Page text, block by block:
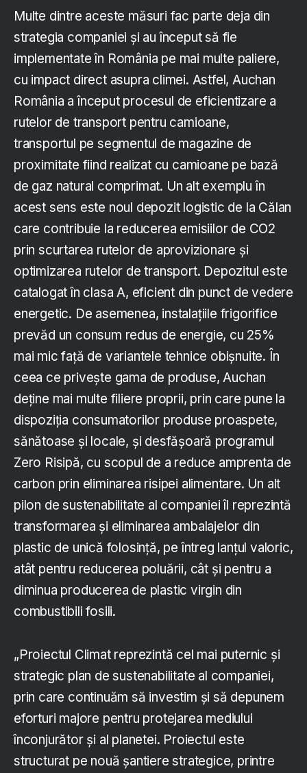
Multe dintre aceste măsuri fac parte deja din
strategia companiei și au început să fie
implementate în România pe mai multe paliere,
cu impact direct asupra climei. Astfel, Auchan
România a început procesul de eficientizare a
rutelor de transport pentru camioane,
transportul pe segmentul de magazine de
proximitate fiind realizat cu camioane pe bază
de gaz natural comprimat. Un alt exemplu în
acest sens este noul depozit logistic de la Călan
care contribuie la reducerea emisiilor de CO2
prin scurtarea rutelor de aprovizionare și
optimizarea rutelor de transport. Depozitul este
catalogat în clasa A, eficient din punct de vedere
energetic. De asemenea, instalațiile frigorifice
prevăd un consum redus de energie, cu 25%
mai mic față de variantele tehnice obișnuite. În
ceea ce privește gama de produse, Auchan
deține mai multe filiere proprii, prin care pune la
dispoziția consumatorilor produse proaspete,
sănătoase și locale, și desfășoară programul
Zero Risipă, cu scopul de a reduce amprenta de
carbon prin eliminarea risipei alimentare. Un alt
pilon de sustenabilitate al companiei îl reprezintă
transformarea și eliminarea ambalajelor din
plastic de unică folosință, pe întreg lanțul valoric,
atât pentru reducerea poluării, cât și pentru a
diminua producerea de plastic virgin din
combustibili fosili.
„Proiectul Climat reprezintă cel mai puternic și
strategic plan de sustenabilitate al companiei,
prin care continuăm să investim și să depunem
eforturi majore pentru protejarea mediului
înconjurător și al planetei. Proiectul este
structurat pe nouă șantiere strategice, printre